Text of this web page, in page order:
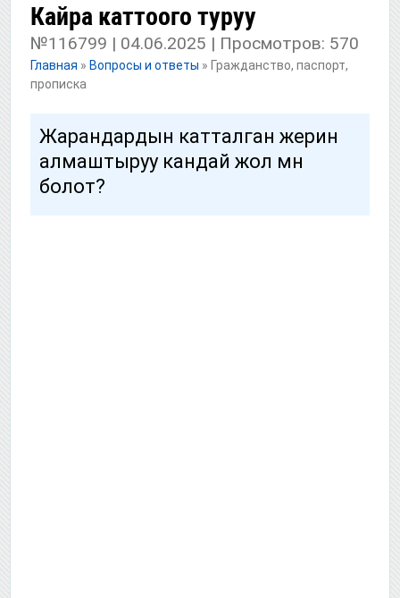
Кайра каттоого туруу
№116799 | 04.06.2025 | Просмотров: 570
Главная » Вопросы и ответы » Гражданство, паспорт,
прописка
Жарандардын катталган жерин
алмаштыруу кандай жол мн
болот?